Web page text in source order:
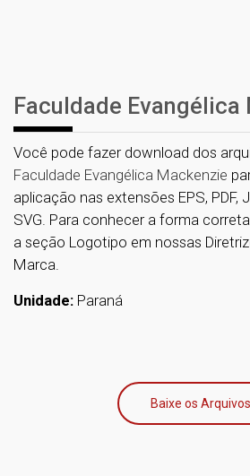
Faculdade Evangélica
Você pode fazer download dos
Faculdade Evangélica Mackenzie
aplicação nas extensões EPS, PDF,
SVG. Para conhecer a forma
a seção Logotipo em nossas
Marca.
Unidade: Paraná
Baixe os Arquivos